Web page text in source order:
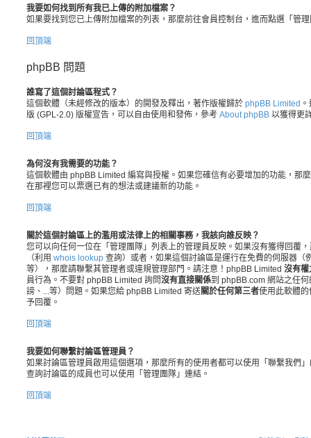
我要如何找到所有我已上傳的附加檔案？
如果要找到您已上傳附加檔案的列表，那麼前往會員控制台，進而點選「管
回頂端
phpBB 問題
誰寫了這個討論區程式？
這個軟體（未經修改的版本）的開發及釋出，著作版權歸於 phpBB Limited
版 (GPL-2.0) 版權宣告，可以自由使用和發佈，參考 About phpBB 以獲得更
回頂端
為何沒有我需要的功能？
這個軟體由 phpBB Limited 編寫與授權。如果您確信有必要增加的功能，那
在那裡您可以票選已有的想法或建議新的功能。
回頂端
關於這個討論區上的濫用或法律上的相關事務，我該向誰反映？
您可以向任何一位在「管理團隊」列表上的管理員反映。如果沒有獲得回覆
（利用 whois lookup 查詢）或者，如果這個討論區是運行在免費的伺服器（
等），那麼請聯繫其管理者或違規管理部門。請注意！phpBB Limited 沒有權
員行為。不要對 phpBB Limited 詢問沒有直接關係到 phpBB.com 網站之任
謗、...等）問題。如果您給 phpBB Limited 寄送關於任何第三者使用此軟體
予回覆。
回頂端
我要如何聯繫討論區管理員？
如果討論區管理員啟用這個選項，那麼所有的使用者都可以使用「聯繫我們
查詢討論區的成員也可以使用「管理團隊」連結。
回頂端